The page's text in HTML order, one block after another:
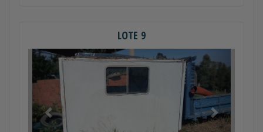
LOTE 9
Anterior